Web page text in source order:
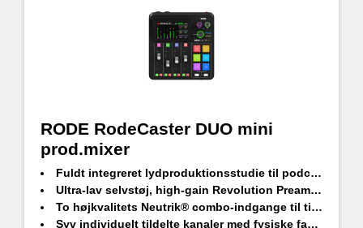
RODE RodeCaster DUO mini
prod.mixer
Fuldt integreret lydproduktionsstudie til podcastere, streamere, musikere og indholdsskabere
Ultra-lav selvstøj, high-gain Revolution Preamps™ (-131,5dBV EIN, 76dB gain)
To højkvalitets Neutrik® combo-indgange til tilslutning af mikrofoner, instrumenter eller line-level-enheder
Syv individuelt tildelte kanaler med fysiske fadere i udsendelseskvalitet og tre virtuelle fadere